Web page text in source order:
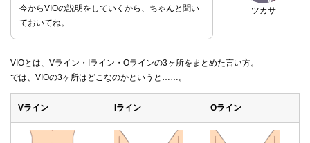
ツカサ
今からVIOの説明をしていくから、ちゃんと聞い
ておいてね。
VIOとは、Vライン・Iライン・Oラインの3ヶ所をまとめた言い方。
では、VIOの3ヶ所はどこなのかというと……。
Vライン Iライン Oライン